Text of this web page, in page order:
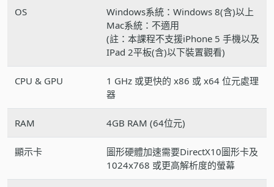
OS
Windows系統：Windows 8(含)以上
Mac系統：不適用
(註：本課程不支援iPhone 5 手機以及
IPad 2平板(含)以下裝置觀看)
CPU & GPU
1 GHz 或更快的 x86 或 x64 位元處理
器
RAM 4GB RAM (64位元)
顯示卡
圖形硬體加速需要DirectX10圖形卡及
1024x768 或更高解析度的螢幕